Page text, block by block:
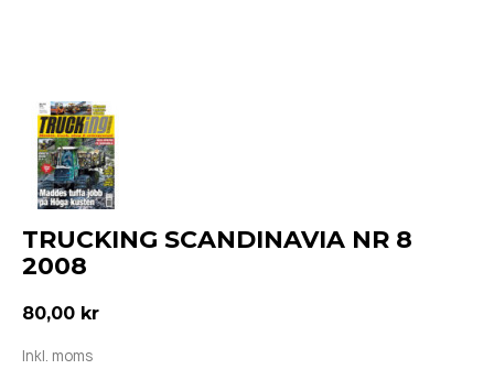
TRUCKING SCANDINAVIA NR 8
2008
80,00 kr
Inkl. moms